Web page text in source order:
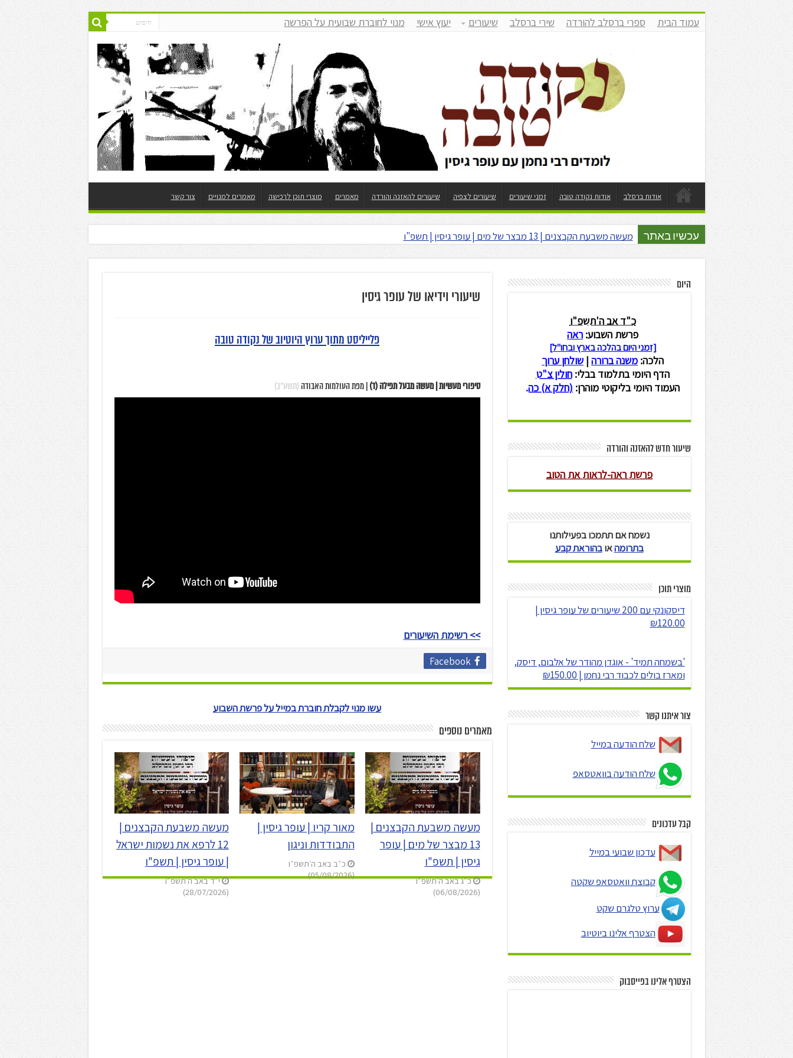
עמוד הבית ספרי ברסלב להורדה שירי ברסלב שיעורים יעוץ אישי מנוי לחוברת שבועית על הפרשה
אודות ברסלב אודות נקודה טובה זמני שיעורים שיעורים לצפיה שיעורים להאזנה והורדה מאמרים מוצרי תוכן לרכישה מאמרים למנויים צור קשר
עכשיו באתר מעשה משבעת הקבצנים | 13 מבצר של מים | עופר גיסין | תשפ"ו
מאור קריו | עופר גיסין | התבודדות וניגון
שיעורי וידיאו של עופר גיסין
פלייליסט מתוך ערוץ היוטיוב של נקודה טובה
סיפורי מעשיות | מעשה מבעל תפילה (ד)| מפת העולמות האבודה(תשע"ב)
>> רשימת השיעורים
Facebook
עשו מנוי לקבלת חוברת במייל על פרשת השבוע
מאמרים נוספים
מעשה משבעת הקבצנים |
13 מבצר של מים | עופר
גיסין | תשפ"ו
כ״ג באב ה׳תשפ״ו
(06/08/2026)
מאור קריו | עופר גיסין |
התבודדות וניגון
כ״ב באב ה׳תשפ״ו
(05/08/2026)
מעשה משבעת הקבצנים |
12 לרפא את נשמות ישראל
| עופר גיסין | תשפ"ו
י״ד באב ה׳תשפ״ו
(28/07/2026)
היום
שיעור חדש להאזנה והורדה
נשמח אם תתמכו בפעילותנו
בתרומהאובהוראת קבע
מוצרי תוכן
דיסקונקי עם 200 שיעורים של עופר גיסין |
₪120.00
'בשמחה תמיד' - אוגדן מהודר של אלבום, דיסק,
ומארז בולים לכבוד רבי נחמן | ₪150.00
צור איתנו קשר
שלח הודעה במייל
שלח הודעה בוואטסאפ
קבל עדכונים
עדכון שבועי במייל
קבוצת וואטסאפ שקטה
ערוץ טלגרם שקט
הצטרף אלינו ביוטיוב
הצטרף אלינו בפייסבוק